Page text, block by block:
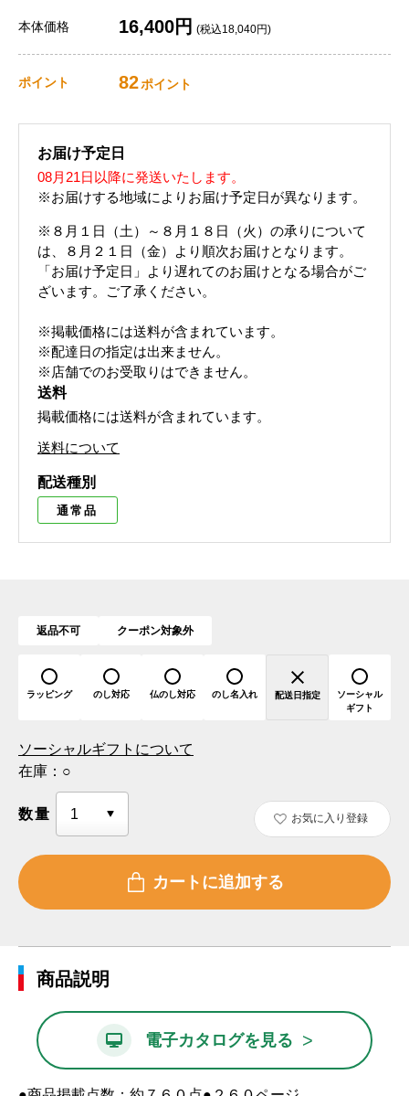
本体価格 16,400円 (税込18,040円)
ポイント 82ポイント
お届け予定日
08月21日以降に発送いたします。
※お届けする地域によりお届け予定日が異なります。
※８月１日（土）～８月１８日（火）の承りについて
は、８月２１日（金）より順次お届けとなります。
「お届け予定日」より遅れてのお届けとなる場合がご
ざいます。ご了承ください。
※掲載価格には送料が含まれています。
※配達日の指定は出来ません。
※店舗でのお受取りはできません。
送料
掲載価格には送料が含まれています。
送料について
配送種別
通常品
返品不可 クーポン対象外
ラッピング のし対応 仏のし対応 のし名入れ 配送日指定
ソーシャル
ギフト
ソーシャルギフトについて
在庫： ○
数量 お気に入り登録
商品説明
電子カタログを見る >